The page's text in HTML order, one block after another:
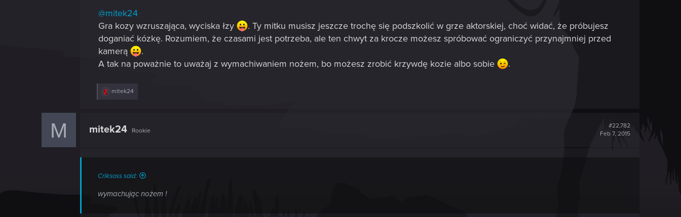
@mitek24
Gra kozy wzruszająca, wyciska łzy
. Ty mitku musisz jeszcze trochę się podszkolić w grze aktorskiej, choć widać, że próbujesz
doganiać kózkę. Rozumiem, że czasami jest potrzeba, ale ten chwyt za krocze możesz spróbować ograniczyć przynajmniej przed
kamerą
.
A tak na poważnie to uważaj z wymachiwaniem nożem, bo możesz zrobić krzywdę kozie albo sobie
.
R
i
mitek24
M mitek24 Rookie
#22,782
Feb 7, 2015
Criksoss said:
wymachując nożem !